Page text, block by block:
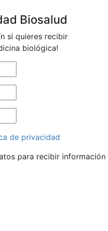
Biosalud
si quieres recibir
biológica!
de privacidad
para recibir información